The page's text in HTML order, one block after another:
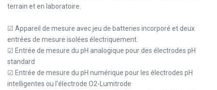
terrain et en laboratoire.
☑ Appareil de mesure avec jeu de batteries incorporé et deux
entrées de mesure isolées électriquement.
☑ Entrée de mesure du pH analogique pour des électrodes pH
standard
☑ Entrée de mesure du pH numérique pour les électrodes pH
intelligentes ou l'électrode O2-Lumitrode